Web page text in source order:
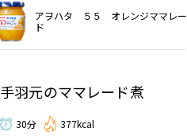
アヲハタ ５５ オレンジママレー
ド
手羽元のママレード煮
30分 377kcal